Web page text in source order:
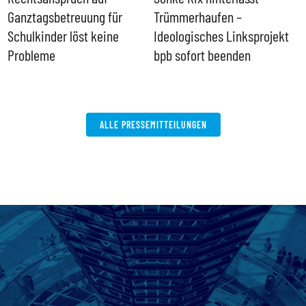
Ganztagsbetreuung für
Schulkinder löst keine
Probleme
Trümmerhaufen –
Ideologisches Linksprojekt
bpb sofort beenden
ALLE PRESSEMITTEILUNGEN